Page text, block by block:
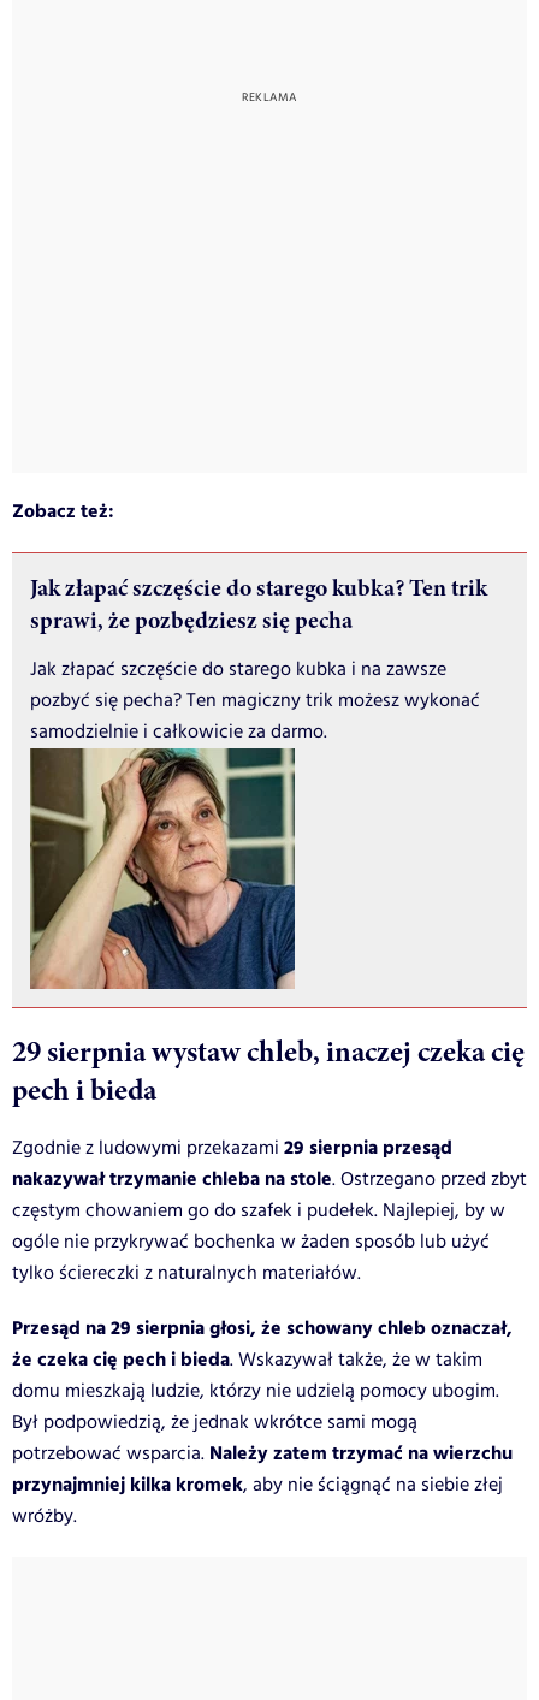
Zobacz też:
Jak złapać szczęście do starego kubka? Ten trik
sprawi, że pozbędziesz się pecha
Jak złapać szczęście do starego kubka i na zawsze
pozbyć się pecha? Ten magiczny trik możesz wykonać
samodzielnie i całkowicie za darmo.
29 sierpnia wystaw chleb, inaczej czeka cię
pech i bieda
Zgodnie z ludowymi przekazami 29 sierpnia przesąd
nakazywał trzymanie chleba na stole. Ostrzegano przed zbyt
częstym chowaniem go do szafek i pudełek. Najlepiej, by w
ogóle nie przykrywać bochenka w żaden sposób lub użyć
tylko ściereczki z naturalnych materiałów.
Przesąd na 29 sierpnia głosi, że schowany chleb oznaczał,
że czeka cię pech i bieda. Wskazywał także, że w takim
domu mieszkają ludzie, którzy nie udzielą pomocy ubogim.
Był podpowiedzią, że jednak wkrótce sami mogą
potrzebować wsparcia. Należy zatem trzymać na wierzchu
przynajmniej kilka kromek, aby nie ściągnąć na siebie złej
wróżby.